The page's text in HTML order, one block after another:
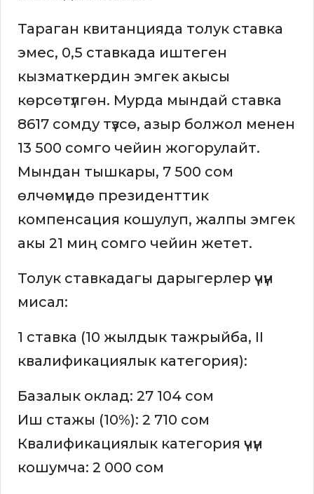
Тараган квитанцияда толук ставка
эмес, 0,5 ставкада иштеген
кызматкердин эмгек акысы
көрсөтүлгөн. Мурда мындай ставка
8617 сомду түзсө, азыр болжол менен
13 500 сомго чейин жогорулайт.
Мындан тышкары, 7 500 сом
өлчөмүндө президенттик
компенсация кошулуп, жалпы эмгек
акы 21 миң сомго чейин жетет.
Толук ставкадагы дарыгерлер үчүн
мисал:
1 ставка (10 жылдык тажрыйба, II
квалификациялык категория):
Базалык оклад: 27 104 сом
Иш стажы (10%): 2 710 сом
Квалификациялык категория үчүн
кошумча: 2 000 сом